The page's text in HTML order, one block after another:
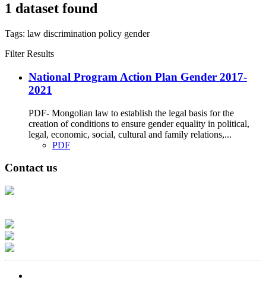
1 dataset found
Tags: law discrimination policy gender
Filter Results
National Program Action Plan Gender 2017-
2021
PDF- Mongolian law to establish the legal basis for the
creation of conditions to ensure gender equality in political,
legal, economic, social, cultural and family relations,...
PDF
Contact us